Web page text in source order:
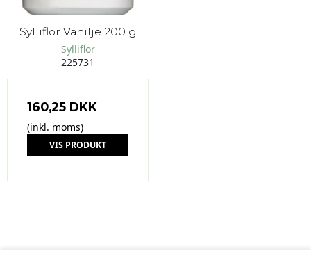
Sylliflor Vanilje 200 g
Sylliflor
225731
160,25 DKK
(inkl. moms)
VIS PRODUKT